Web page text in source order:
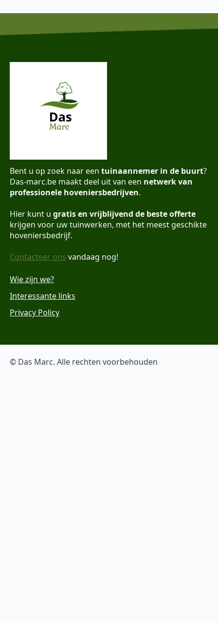
Bent u op zoek naar een tuinaannemer in de buurt?
Das-marc.be maakt deel uit van een netwerk van
professionele hoveniersbedrijven.
Hier kunt u gratis en vrijblijvend de beste offerte
krijgen voor uw tuinwerken, met het meest geschikte
hoveniersbedrijf.
Contacteer ons vandaag nog!
Wie zijn we?
Interessante links
Privacy Policy
© Das Marc. Alle rechten voorbehouden